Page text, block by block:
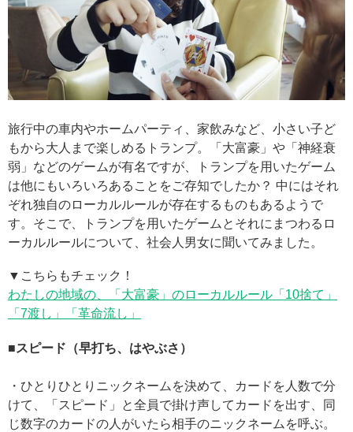
旅行中の車内やホームパーティ、家飲みなど、小さい子ど
もから大人まで楽しめるトランプ。「大富豪」や「神経衰
弱」などのゲームが有名ですが、トランプを用いたゲーム
は他にもいろいろあることをご存知でしたか？ 中にはそれ
ぞれ独自のローカルルールが存在するものもあるようで
す。そこで、トランプを用いたゲームとそれにまつわるロ
ーカルルールについて、社会人男女に聞いてみました。
▼こちらもチェック！
わたしの地域の、「大富豪」のローカルルール「10捨て」
「7渡し」「革命流し」
■スピード（早打ち、はやぶさ）
・ひとりひとりニックネームを決めて、カードを人数で分
けて、「スピード」と全員で掛け声してカードを出す、同
じ数字のカードの人がいたら相手のニックネームを呼ぶ。